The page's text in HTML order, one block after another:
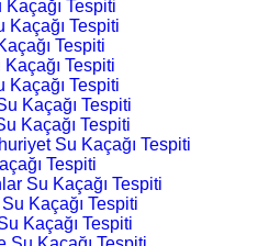
Kaçağı Tespiti
Kaçağı Tespiti
Tespiti
Tespiti
Kaçağı Tespiti
Kaçağı Tespiti
Kaçağı Tespiti
Su Kaçağı Tespiti
Tespiti
Su Kaçağı Tespiti
Kaçağı Tespiti
Kaçağı Tespiti